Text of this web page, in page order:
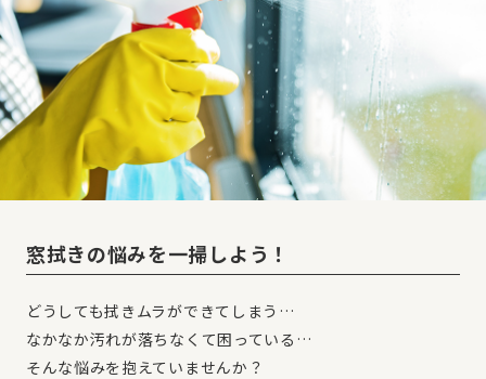
窓拭きの悩みを一掃しよう！
どうしても拭きムラができてしまう…
なかなか汚れが落ちなくて困っている…
そんな悩みを抱えていませんか？